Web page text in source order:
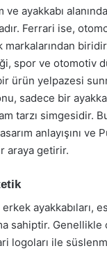
ayakkabı
Ferrari ise,
spor ve otomotiv
ürün yelpazesi
sadece bir
tarzı simgesidir.
anlayışını ve
araya getirir.
erkek ayakkabıları,
sahiptir. Genellikle
logoları ile